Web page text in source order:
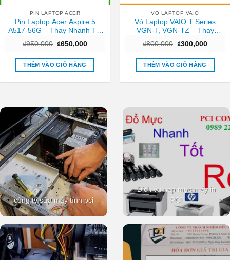
PIN LAPTOP ACER
Pin Laptop Acer Aspire 5
A517-56G – Thay Nhanh Tại
₫950,000 Giá
là:
₫950,000.
₫650,000Giá
tại
₫650,000.
THÊM VÀO GIỎ HÀNG
VO LAPTOP VAIO
Vỏ Laptop VAIO T Series
VGN-T, VGN-TZ – Thay
Giá Tốt
₫800,000 Giá
là:
₫800,000.
₫300,000Giá
tại
THÊM VÀO GIỎ HÀNG
công ty sửa máy tính pci
Dịch vụ nạp mực máy in
PCI